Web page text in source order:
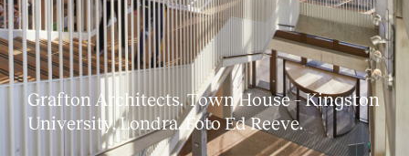
Grafton Architects. Town House – Kingston
University, Londra. Foto Ed Reeve.